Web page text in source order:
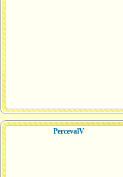
PercevalV